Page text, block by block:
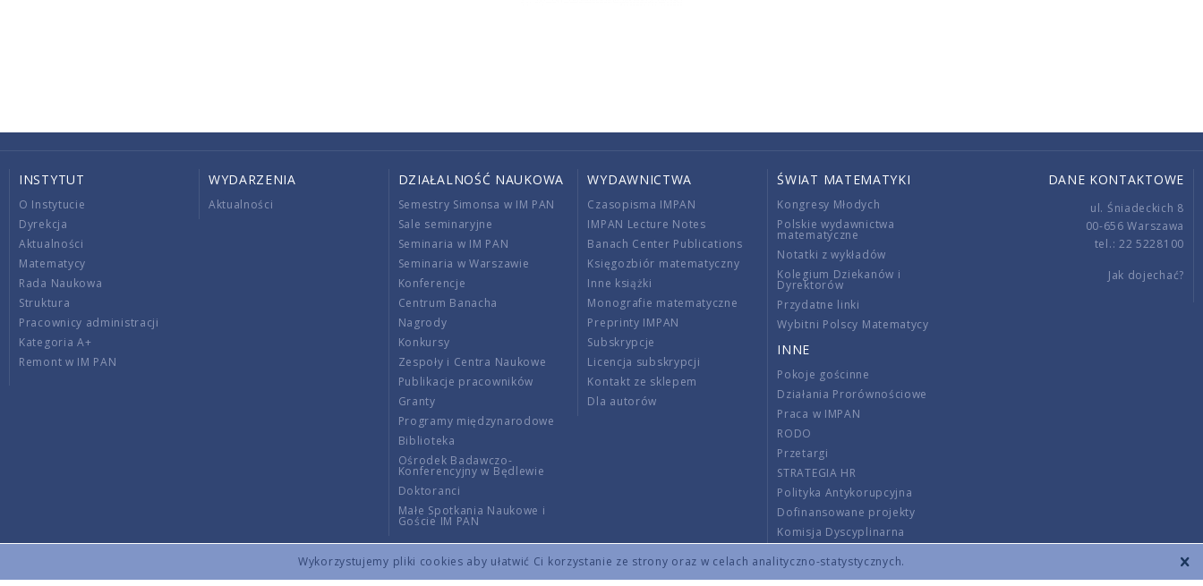
Wykorzystujemy pliki cookies aby ułatwić Ci korzystanie ze strony oraz w celach analityczno-statystycznych.
INSTYTUT
O Instytucie
Dyrekcja
Aktualności
Matematycy
Rada Naukowa
Struktura
Pracownicy administracji
Kategoria A+
Remont w IM PAN
WYDARZENIA
Aktualności
DZIAŁALNOŚĆ NAUKOWA
Semestry Simonsa w IM PAN
Sale seminaryjne
Seminaria w IM PAN
Seminaria w Warszawie
Konferencje
Centrum Banacha
Nagrody
Konkursy
Zespoły i Centra Naukowe
Publikacje pracowników
Granty
Programy międzynarodowe
Biblioteka
Ośrodek Badawczo-
Konferencyjny w Będlewie
Doktoranci
Małe Spotkania Naukowe i
Goście IM PAN
WYDAWNICTWA
Czasopisma IMPAN
IMPAN Lecture Notes
Banach Center Publications
Księgozbiór matematyczny
Inne książki
Monografie matematyczne
Preprinty IMPAN
Subskrypcje
Licencja subskrypcji
Kontakt ze sklepem
Dla autorów
ŚWIAT MATEMATYKI
Kongresy Młodych
Polskie wydawnictwa
matematyczne
Notatki z wykładów
Kolegium Dziekanów i
Dyrektorów
Przydatne linki
Wybitni Polscy Matematycy
INNE
Pokoje gościnne
Działania Prorównościowe
Praca w IMPAN
RODO
Przetargi
STRATEGIA HR
Polityka Antykorupcyjna
Dofinansowane projekty
Komisja Dyscyplinarna
Wnoszenie opłat
DANE KONTAKTOWE
ul. Śniadeckich 8
00-656 Warszawa
tel.: 22 5228100
Jak dojechać?